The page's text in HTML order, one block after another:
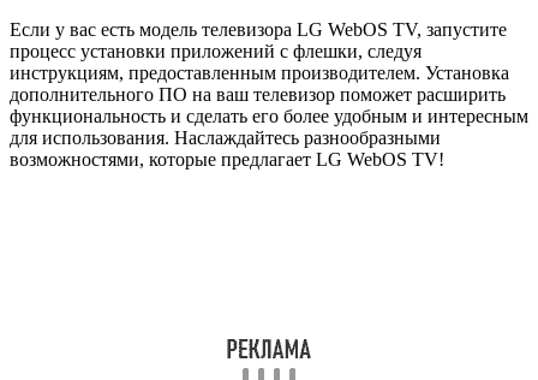
Если у вас есть модель телевизора LG WebOS TV, запустите
процесс установки приложений с флешки, следуя
инструкциям, предоставленным производителем. Установка
дополнительного ПО на ваш телевизор поможет расширить
функциональность и сделать его более удобным и интересным
для использования. Наслаждайтесь разнообразными
возможностями, которые предлагает LG WebOS TV!